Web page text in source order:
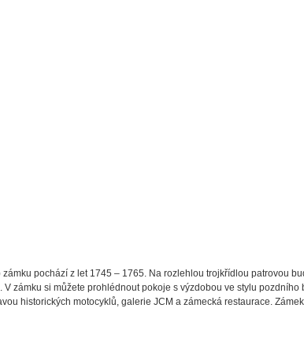
pochází z let 1745 – 1765. Na rozlehlou trojkřídlou patrovou
zámku si můžete prohlédnout pokoje s výzdobou ve stylu
historických motocyklů, galerie JCM a zámecká restaurace.